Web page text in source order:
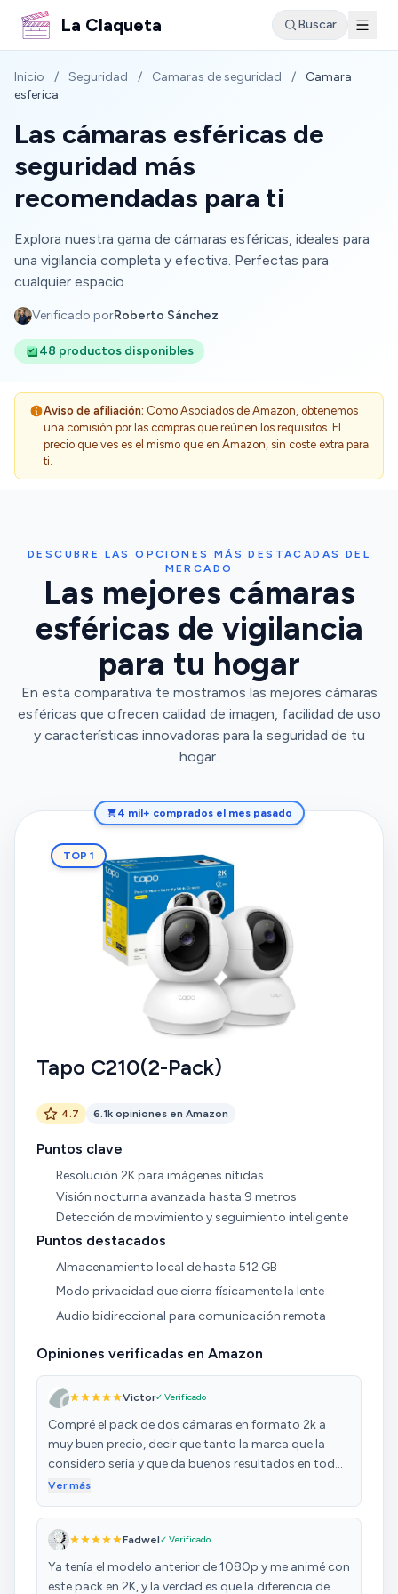
La Claqueta Buscar
Inicio / Seguridad / Camaras de seguridad /
Camara
esferica
Las cámaras esféricas de
seguridad más
recomendadas para ti
Explora nuestra gama de cámaras esféricas, ideales para
una vigilancia completa y efectiva. Perfectas para
cualquier espacio.
Verificado porRoberto Sánchez
48 productos disponibles
Aviso de afiliación: Como Asociados de Amazon, obtenemos
una comisión por las compras que reúnen los requisitos. El
precio que ves es el mismo que en Amazon, sin coste extra para
ti.
DESCUBRE LAS OPCIONES MÁS DESTACADAS DEL
MERCADO
Las mejores cámaras
esféricas de vigilancia
para tu hogar
En esta comparativa te mostramos las mejores cámaras
esféricas que ofrecen calidad de imagen, facilidad de uso
y características innovadoras para la seguridad de tu
hogar.
4 mil+ comprados el mes pasado
TOP 1
Tapo C210(2-Pack)
4.7 6.1k opiniones en Amazon
Puntos clave
Resolución 2K para imágenes nítidas
Visión nocturna avanzada hasta 9 metros
Detección de movimiento y seguimiento inteligente
Puntos destacados
Almacenamiento local de hasta 512 GB
Modo privacidad que cierra físicamente la lente
Audio bidireccional para comunicación remota
Opiniones verificadas en Amazon
Victor✓ Verificado
Compré el pack de dos cámaras en formato 2k a
muy buen precio, decir que tanto la marca que la
considero seria y que da buenos resultados en todos
sus productos ha cumplido perfectamente con
no es necesaria en comparación con 1080 HD, pero
si aporto una clara mejoría en cuanto a nitidez y a la
hora de ampliar la imagen, lo cual se agradece por
otra parte, tanto la instalación de las cámaras como
Ver más
Fadwel✓ Verificado
Ya tenía el modelo anterior de 1080p y me animé con
este pack en 2K, y la verdad es que la diferencia de